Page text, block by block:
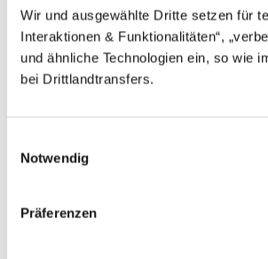
Wir und ausgewählte Dritte setzen für
Interaktionen & Funktionalitäten“,
und ähnliche Technologien ein, so wie
bei Drittlandtransfers.
Notwendig
Präferenzen
KP KP
LADME